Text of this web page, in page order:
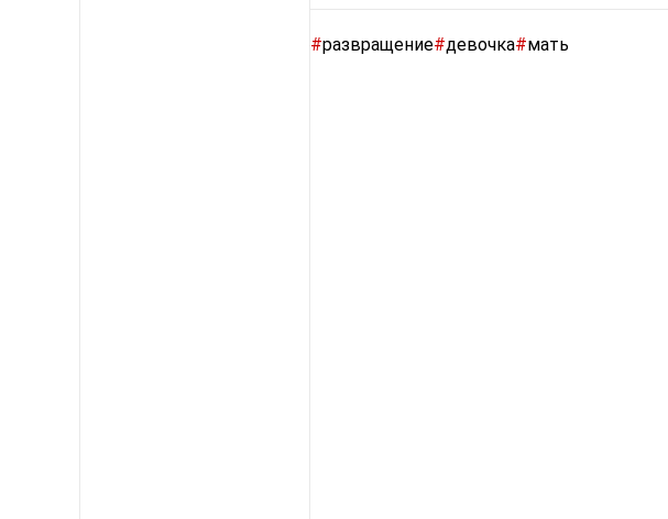
#развращение#девочка#мать